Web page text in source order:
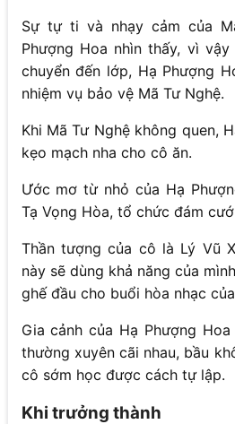
Sự tự ti và nhạy cảm của
Phượng Hoa nhìn thấy, vì
chuyển đến lớp, Hạ Phượng
nhiệm vụ bảo vệ Mã Tư Nghệ.
Khi Mã Tư Nghệ không quen,
kẹo mạch nha cho cô ăn.
Ước mơ từ nhỏ của Hạ
Tạ Vọng Hòa, tổ chức đám
Thần tượng của cô là Lý Vũ
này sẽ dùng khả năng của
ghế đầu cho buổi hòa nhạc
Gia cảnh của Hạ Phượng
thường xuyên cãi nhau, bầu
cô sớm học được cách tự lập.
Khi trưởng thành